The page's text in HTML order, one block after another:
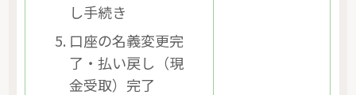
し手続き
口座の名義変更完
了・払い戻し（現
金受取）完了